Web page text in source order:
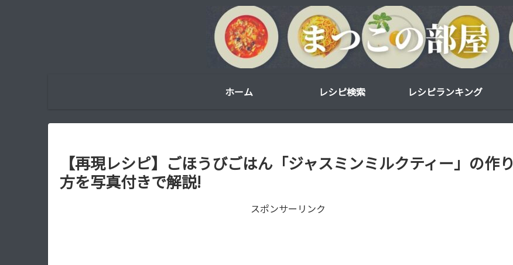
ホーム レシピ検索 レシピランキング
【再現レシピ】ごほうびごはん「ジャスミンミルクティー」の作り
方を写真付きで解説!
スポンサーリンク